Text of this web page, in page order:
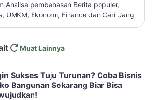
Analisa pembahasan Berita populer,
UMKM, Ekonomi, Finance dan Cari Uang.
Muat Lainnya
Sukses Tuju Turunan? Coba Bisnis
Bangunan Sekarang Biar Bisa